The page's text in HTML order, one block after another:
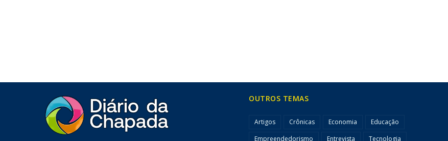
OUTROS TEMAS
Artigos Crônicas Economia
Educação
Empreendedorismo
Entrevista Tecnologia